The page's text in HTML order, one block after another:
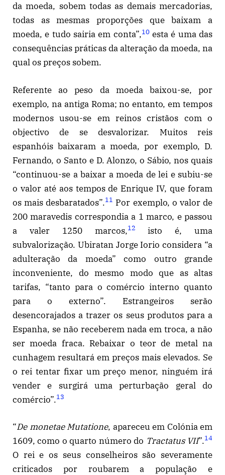
da moeda, sobem todas as demais mercadorias,
todas as mesmas proporções que baixam a
moeda, e tudo sairia em conta”,10esta é uma das
consequências práticas da alteração da moeda, na
qual os preços sobem.
Referente ao peso da moeda baixou-se, por
exemplo, na antiga Roma; no entanto, em tempos
modernos usou-se em reinos cristãos com o
objectivo de se desvalorizar. Muitos reis
espanhóis baixaram a moeda, por exemplo, D.
Fernando, o Santo e D. Alonzo, o Sábio, nos quais
“continuou-se a baixar a moeda de lei e subiu-se
o valor até aos tempos de Enrique IV, que foram
os mais desbaratados”.11 Por exemplo, o valor de
200 maravedis correspondia a 1 marco, e passou
a valer 1250 marcos,12
isto é, uma
subvalorização. Ubiratan Jorge Iorio considera “a
adulteração da moeda” como outro grande
inconveniente, do mesmo modo que as altas
tarifas, “tanto para o comércio interno quanto
para o externo”. Estrangeiros serão
desencorajados a trazer os seus produtos para a
Espanha, se não receberem nada em troca, a não
ser moeda fraca. Rebaixar o teor de metal na
cunhagem resultará em preços mais elevados. Se
o rei tentar fixar um preço menor, ninguém irá
vender e surgirá uma perturbação geral do
comércio”.13
“De monetae Mutatione, apareceu em Colónia em
1609, como o quarto número do Tractatus VII”.14
O rei e os seus conselheiros são severamente
criticados por roubarem a população e